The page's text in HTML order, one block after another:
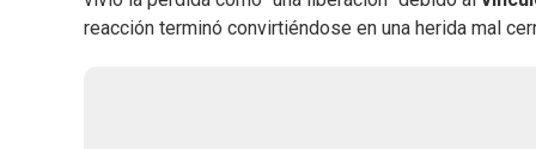
reacción terminó convirtiéndose en una herida mal